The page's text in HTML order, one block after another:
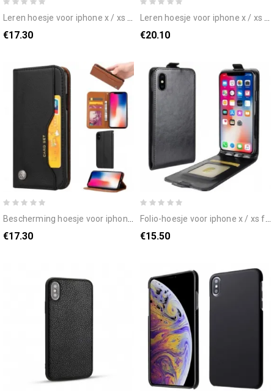
leren hoesje voor iphone x / xs lederen effect forwenw
€17.30
leren hoesje voor iphone x / xs dg glad leereffect. ming afneembaar
€20.10
bescherming hoesje voor iphone x / xs folio-hoesje kunstleer kaarthouder
€17.30
folio-hoesje voor iphone x / xs flip case retro vouwen
€15.50